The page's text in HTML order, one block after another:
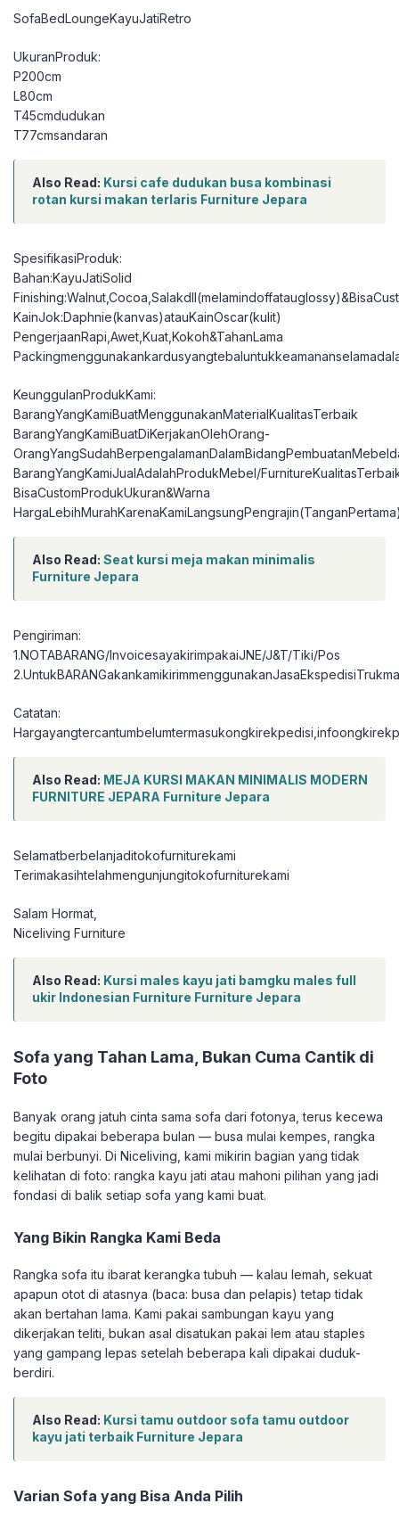
SofaBedLoungeKayuJatiRetro
UkuranProduk:
P200cm
L80cm
T45cmdudukan
T77cmsandaran
Also Read: Kursi cafe dudukan busa kombinasi
rotan kursi makan terlaris Furniture Jepara
SpesifikasiProduk:
Bahan:KayuJatiSolid
KainJok:Daphnie(kanvas)atauKainOscar(kulit)
PengerjaanRapi,Awet,Kuat,Kokoh&TahanLama
KeunggulanProdukKami:
BarangYangKamiBuatMenggunakanMaterialKualitasTerbaik
BarangYangKamiBuatDiKerjakanOlehOrang-
BarangYangKamiJualAdalahProdukMebel/
BisaCustomProdukUkuran&Warna
Also Read: Seat kursi meja makan minimalis
Furniture Jepara
Pengiriman:
1.NOTABARANG/InvoicesayakirimpakaiJNE/J&T/Tiki/Pos
Catatan:
Also Read: MEJA KURSI MAKAN MINIMALIS MODERN
FURNITURE JEPARA Furniture Jepara
Selamatberbelanjaditokofurniturekami
Terimakasihtelahmengunjungitokofurniturekami
Salam Hormat,
Niceliving Furniture
Also Read: Kursi males kayu jati bamgku males full
ukir Indonesian Furniture Furniture Jepara
Sofa yang Tahan Lama, Bukan Cuma Cantik di
Foto
Banyak orang jatuh cinta sama sofa dari fotonya, terus kecewa
begitu dipakai beberapa bulan — busa mulai kempes, rangka
mulai berbunyi. Di Niceliving, kami mikirin bagian yang tidak
kelihatan di foto: rangka kayu jati atau mahoni pilihan yang jadi
fondasi di balik setiap sofa yang kami buat.
Yang Bikin Rangka Kami Beda
Rangka sofa itu ibarat kerangka tubuh — kalau lemah, sekuat
apapun otot di atasnya (baca: busa dan pelapis) tetap tidak
akan bertahan lama. Kami pakai sambungan kayu yang
dikerjakan teliti, bukan asal disatukan pakai lem atau staples
yang gampang lepas setelah beberapa kali dipakai duduk-
berdiri.
Also Read: Kursi tamu outdoor sofa tamu outdoor
kayu jati terbaik Furniture Jepara
Varian Sofa yang Bisa Anda Pilih